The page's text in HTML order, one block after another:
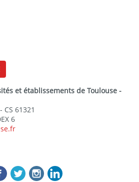
et établissements de Toulouse -
CS 61321
6